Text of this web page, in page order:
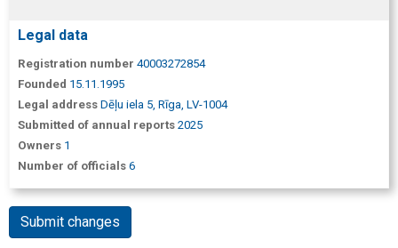
Legal data
Registration number 40003272854
Founded 15.11.1995
Legal address Dēļu iela 5, Rīga, LV-1004
Submitted of annual reports 2025
Owners 1
Number of officials 6
Submit changes